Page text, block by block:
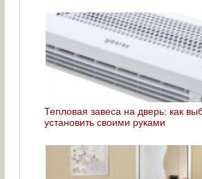
Тепловая завеса на дверь: как
установить своими руками